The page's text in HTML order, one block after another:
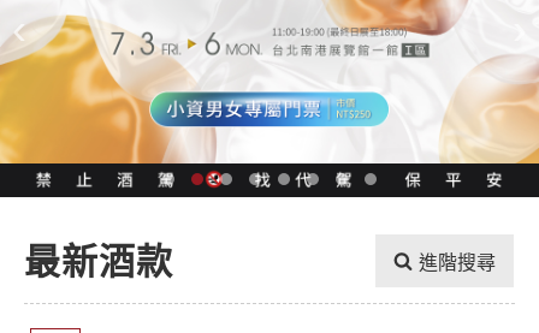
‹
最新酒款 進階搜尋